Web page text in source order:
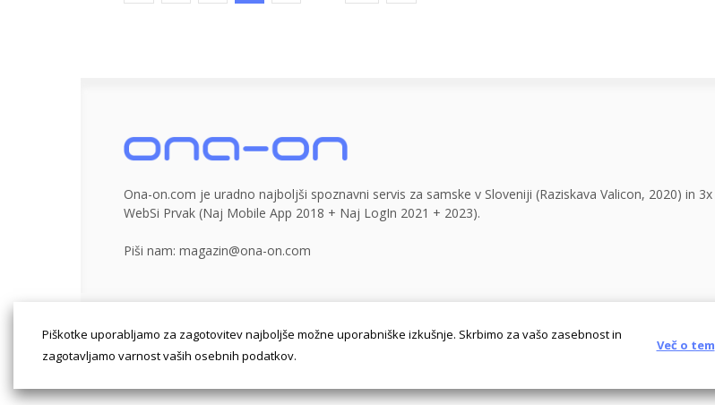
Ona-on.com je uradno najboljši spoznavni servis za samske v Sloveniji (Raziskava Valicon, 2020) in 3x
WebSi Prvak (Naj Mobile App 2018 + Naj LogIn 2021 + 2023).
Piši nam: magazin@ona-on.com
Piškotke uporabljamo za zagotovitev najboljše možne uporabniške izkušnje. Skrbimo za vašo zasebnost in
zagotavljamo varnost vaših osebnih podatkov.
Več o tem
Potrebni Funkcionalni Analitični